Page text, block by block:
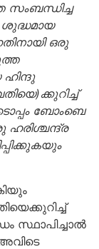
ഒരു
ബോംബെ
സ്ഥാപിച്ചാല്‍